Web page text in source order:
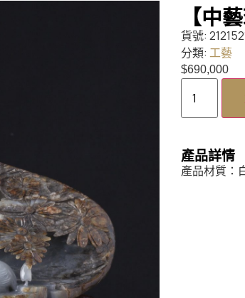
【中
貨號:
分類: 工藝
$690,000
產品詳情
產品材質：